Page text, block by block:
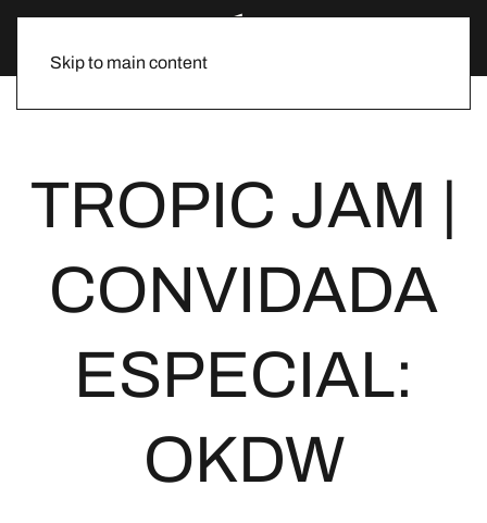
Skip to main content
TROPIC JAM |
CONVIDADA
ESPECIAL:
OKDW